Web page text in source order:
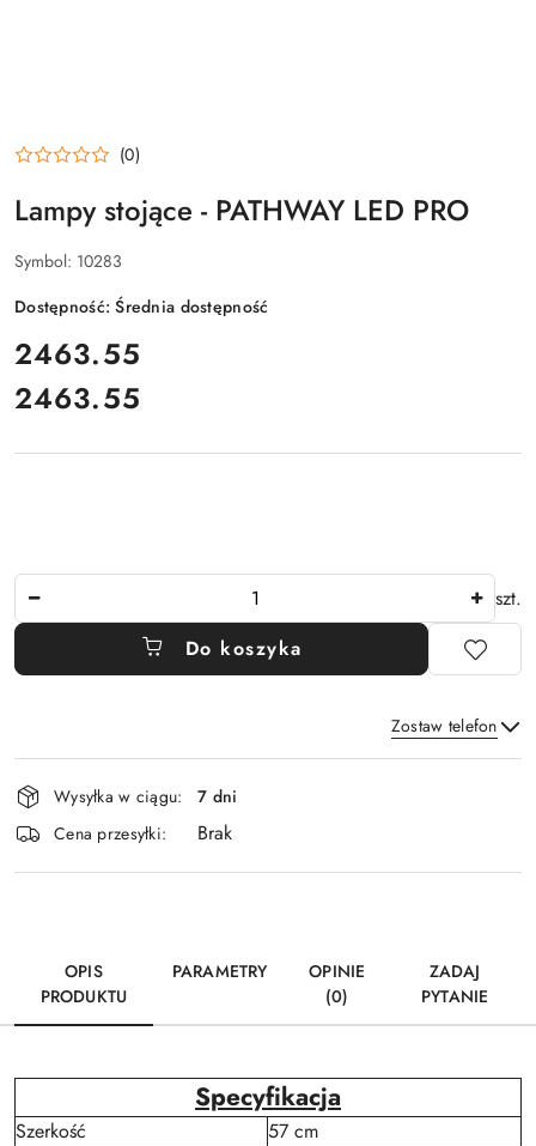
(0)
Lampy stojące - PATHWAY LED PRO
Symbol: 10283
Dostępność:Średnia dostępność
cena:
2463.55
Cena:
2463.55
szt.
Do koszyka
Zostaw telefon
Dostępność
i
dostawa
Wysyłka w ciągu:
7 dni
Cena przesyłki:
Brak
OPIS
PRODUKTU
PARAMETRY
OPINIE
(0)
ZADAJ
PYTANIE
Specyfikacja
Szerkość
57 cm